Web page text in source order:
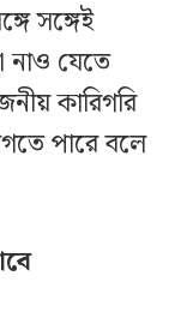
সঙ্গেই
যেতে
কারিগরি
পারে বলে